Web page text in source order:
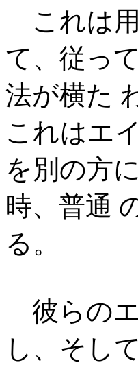
これは
て、従っ
法が横た
これはエ
を別の方
時、普通
る。
彼らの
し、そし